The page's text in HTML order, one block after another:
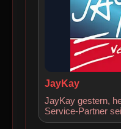
JayKay
JayKay gestern,
Service-Partner